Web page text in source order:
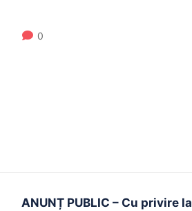
0
ANUNȚ PUBLIC – Cu privire la